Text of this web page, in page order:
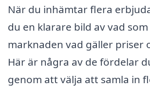
När du inhämtar flera
du en klarare bild av vad
marknaden vad gäller priser
Här är några av de fördelar
genom att välja att samla in